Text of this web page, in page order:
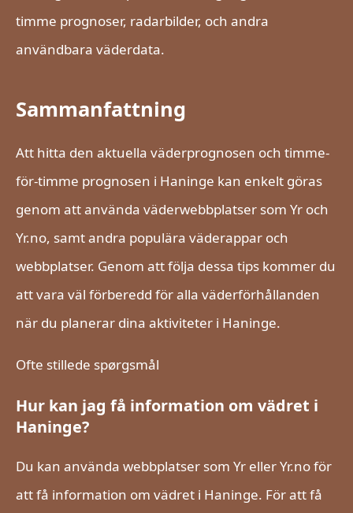
timme prognoser, radarbilder, och andra
användbara väderdata.
Sammanfattning
Att hitta den aktuella väderprognosen och timme-
för-timme prognosen i Haninge kan enkelt göras
genom att använda väderwebbplatser som Yr och
Yr.no, samt andra populära väderappar och
webbplatser. Genom att följa dessa tips kommer du
att vara väl förberedd för alla väderförhållanden
när du planerar dina aktiviteter i Haninge.
Ofte stillede spørgsmål
Hur kan jag få information om vädret i
Haninge?
Du kan använda webbplatser som Yr eller Yr.no för
att få information om vädret i Haninge. För att få